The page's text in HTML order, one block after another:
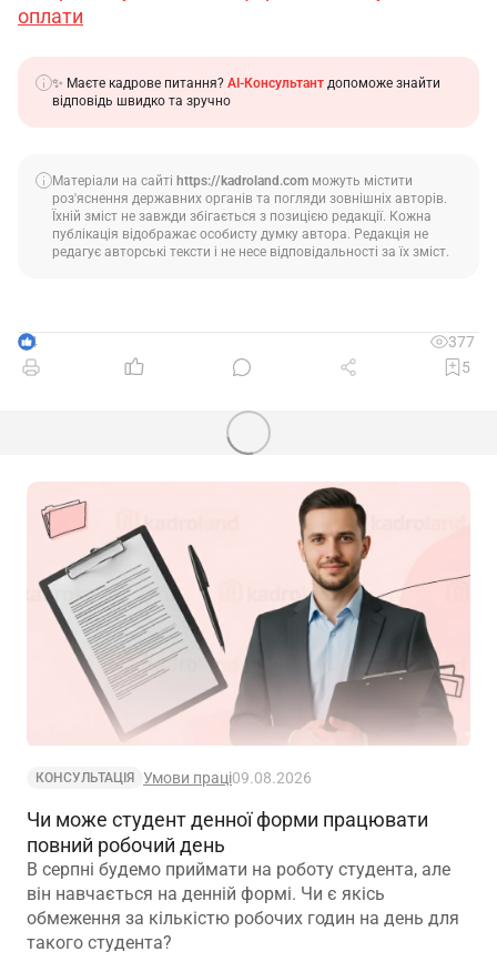
оплати
✨ Маєте кадрове питання? AI-Консультант допоможе знайти
відповідь швидко та зручно
Матеріали на сайті https://kadroland.com можуть містити
роз'яснення державних органів та погляди зовнішніх авторів.
Їхній зміст не завжди збігається з позицією редакції. Кожна
публікація відображає особисту думку автора. Редакція не
редагує авторські тексти і не несе відповідальності за їх зміст.
4
377
5
КОНСУЛЬТАЦІЯ Умови праці09.08.2026
Чи може студент денної форми працювати
повний робочий день
В серпні будемо приймати на роботу студента, але
він навчається на денній формі. Чи є якісь
обмеження за кількістю робочих годин на день для
такого студента?